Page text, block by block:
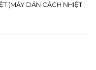
(MÁY DÁN CÁCH NHIỆT